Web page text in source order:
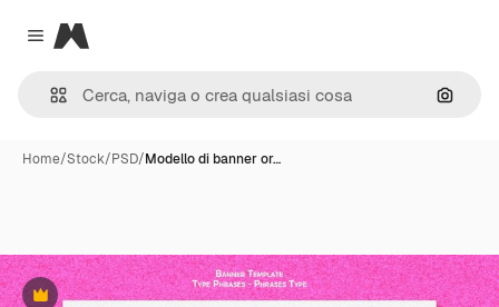
Close menu
Magnific
Cerca
Home/Stock/PSD/Modello di banner or…
Premium